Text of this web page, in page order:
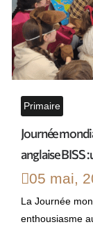
Primaire
Journée
anglaise BISS
05 mai,
La Journée
enthousiasme